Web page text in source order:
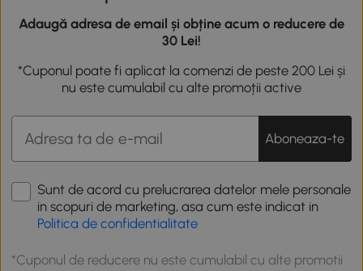
Adaugă adresa de email și obține acum o reducere de
30 Lei!
*Cuponul poate fi aplicat la comenzi de peste 200 Lei și
nu este cumulabil cu alte promoții active
Aboneaza-te
Sunt de acord cu prelucrarea datelor mele personale
in scopuri de marketing, asa cum este indicat in
Politica de confidentialitate
*Cuponul de reducere nu este cumulabil cu alte promotii